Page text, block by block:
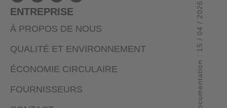
ENTREPRISE
À PROPOS DE NOUS
QUALITÉ ET ENVIRONNEMENT
ÉCONOMIE CIRCULAIRE
FOURNISSEURS